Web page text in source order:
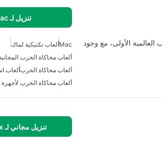
تنزيل لـ Mac
الأولى، مع وجود
Macألعاب تكتيكية لماك
ألعاب محاكاة الحرب
ألعاب محاكاة الحربألعاب
ألعاب محاكاة الحرب
تنزيل مجاني لـ Roblox